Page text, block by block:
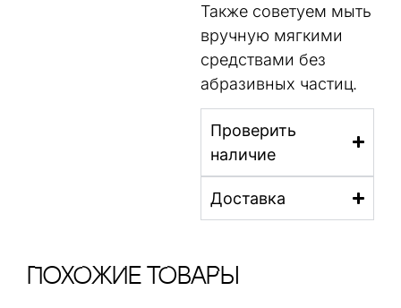
Также советуем мыть
вручную мягкими
средствами без
абразивных частиц.
Проверить
наличие
Доставка
ПохОжИе тОваРы